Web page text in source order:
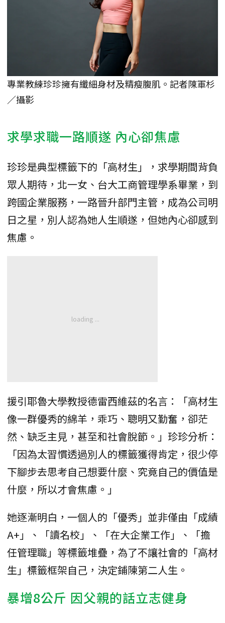
專業教練珍珍擁有纖細身材及精瘦腹肌。記者陳軍杉
／攝影
求學求職一路順遂 內心卻焦慮
珍珍是典型標籤下的「高材生」，求學期間背負
眾人期待，北一女、台大工商管理學系畢業，到
跨國企業服務，一路晉升部門主管，成為公司明
日之星，別人認為她人生順遂，但她內心卻感到
焦慮。
援引耶魯大學教授德雷西維茲的名言：「高材生
像一群優秀的綿羊，乖巧、聰明又勤奮，卻茫
然、缺乏主見，甚至和社會脫節。」珍珍分析：
「因為太習慣透過別人的標籤獲得肯定，很少停
下腳步去思考自己想要什麼、究竟自己的價值是
什麼，所以才會焦慮。」
她逐漸明白，一個人的「優秀」並非僅由「成績
A+」、「讀名校」、「在大企業工作」、「擔
任管理職」等標籤堆疊，為了不讓社會的「高材
生」標籤框架自己，決定鋪陳第二人生。
暴增8公斤 因父親的話立志健身